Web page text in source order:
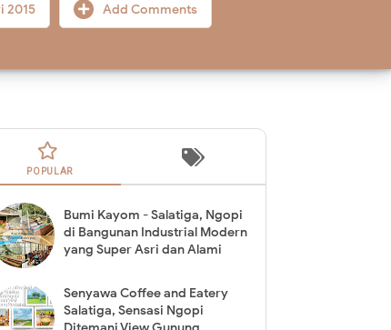
Add Comments
2015
POPULAR
Bumi Kayom - Salatiga, Ngopi
di Bangunan Industrial Modern
yang Super Asri dan Alami
Senyawa Coffee and Eatery
Salatiga, Sensasi Ngopi